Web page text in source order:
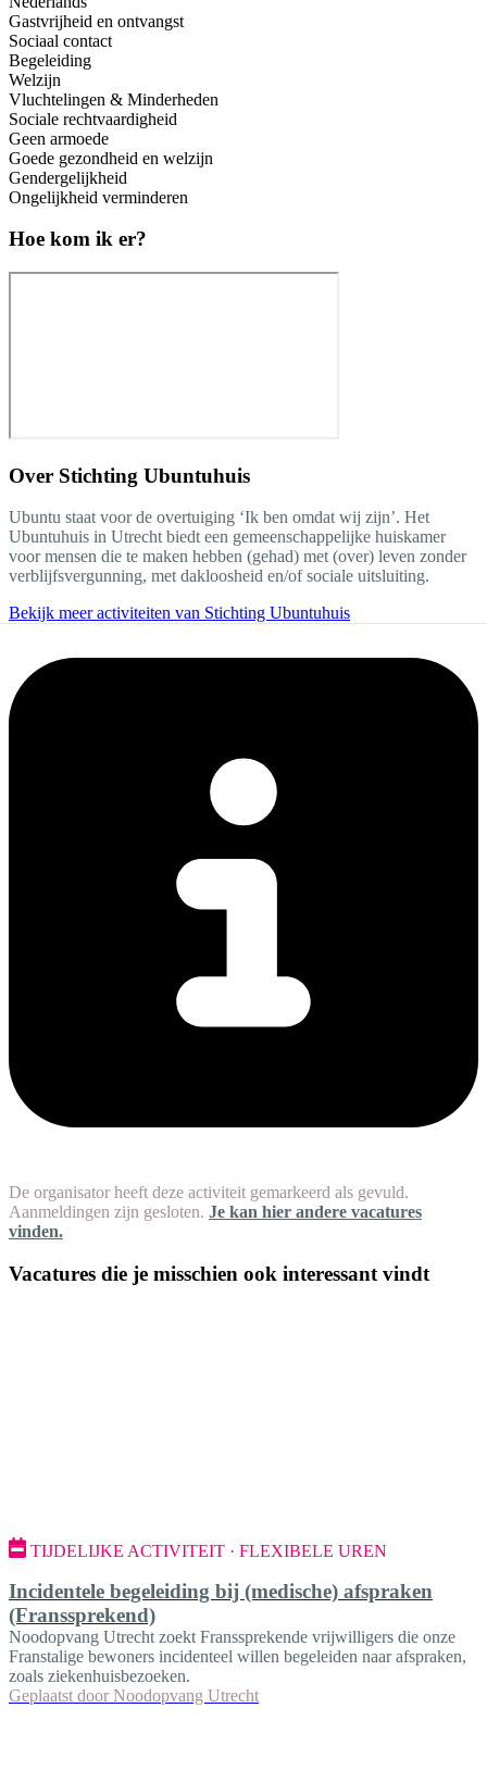
Gastvrijheid en ontvangst
Sociaal contact
Begeleiding
Welzijn
Vluchtelingen & Minderheden
Sociale rechtvaardigheid
Geen armoede
Goede gezondheid en welzijn
Gendergelijkheid
Ongelijkheid verminderen
Hoe kom ik er?
Over Stichting Ubuntuhuis
Ubuntu staat voor de overtuiging ‘Ik ben omdat wij zijn’. Het
Ubuntuhuis in Utrecht biedt een gemeenschappelijke huiskamer
voor mensen die te maken hebben (gehad) met (over) leven zonder
verblijfsvergunning, met dakloosheid en/of sociale uitsluiting.
Bekijk meer activiteiten van Stichting Ubuntuhuis
De organisator heeft deze activiteit gemarkeerd als gevuld.
Aanmeldingen zijn gesloten. Je kan hier andere vacatures
vinden.
Vacatures die je misschien ook interessant vindt
TIJDELIJKE ACTIVITEIT · FLEXIBELE UREN
Incidentele begeleiding bij (medische) afspraken
(Franssprekend)
Noodopvang Utrecht zoekt Franssprekende vrijwilligers die onze
Franstalige bewoners incidenteel willen begeleiden naar afspraken,
zoals ziekenhuisbezoeken.
Geplaatst door Noodopvang Utrecht